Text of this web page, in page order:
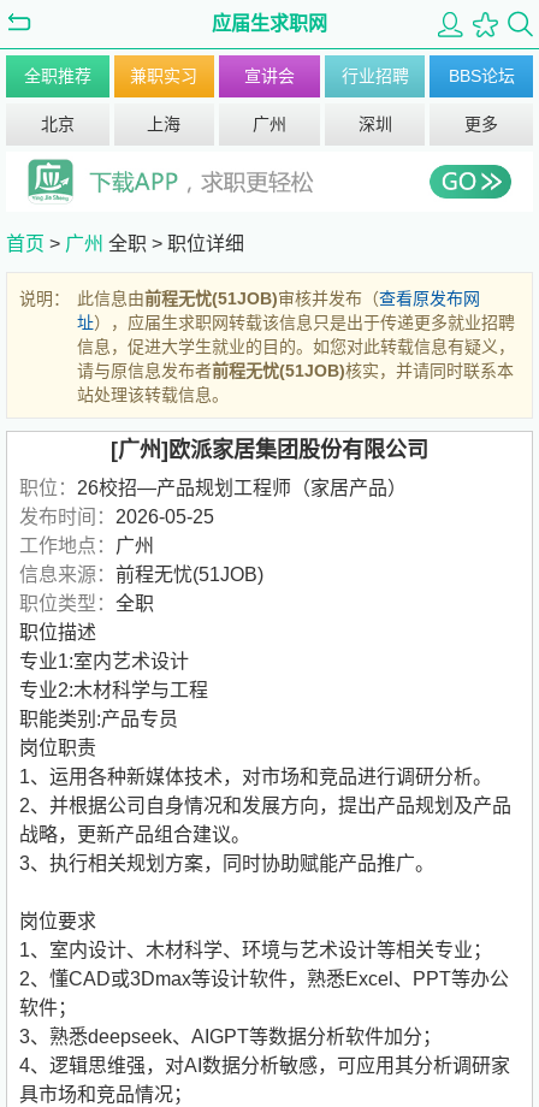
应届生求职网
全职推荐 兼职实习 宣讲会 行业招聘 BBS论坛
北京 上海 广州 深圳 更多
首页 > 广州 全职 > 职位详细
说明： 此信息由前程无忧(51JOB)审核并发布（查看原发布网
址），应届生求职网转载该信息只是出于传递更多就业招聘
信息，促进大学生就业的目的。如您对此转载信息有疑义，
请与原信息发布者前程无忧(51JOB)核实，并请同时联系本
站处理该转载信息。
[广州]欧派家居集团股份有限公司
职位： 26校招—产品规划工程师（家居产品）
发布时间： 2026-05-25
工作地点： 广州
信息来源： 前程无忧(51JOB)
职位类型： 全职
职位描述
专业1:室内艺术设计
专业2:木材科学与工程
职能类别:产品专员
岗位职责
1、运用各种新媒体技术，对市场和竞品进行调研分析。
2、并根据公司自身情况和发展方向，提出产品规划及产品
战略，更新产品组合建议。
3、执行相关规划方案，同时协助赋能产品推广。
岗位要求
1、室内设计、木材科学、环境与艺术设计等相关专业；
2、懂CAD或3Dmax等设计软件，熟悉Excel、PPT等办公
软件；
3、熟悉deepseek、AIGPT等数据分析软件加分；
4、逻辑思维强，对AI数据分析敏感，可应用其分析调研家
具市场和竞品情况；